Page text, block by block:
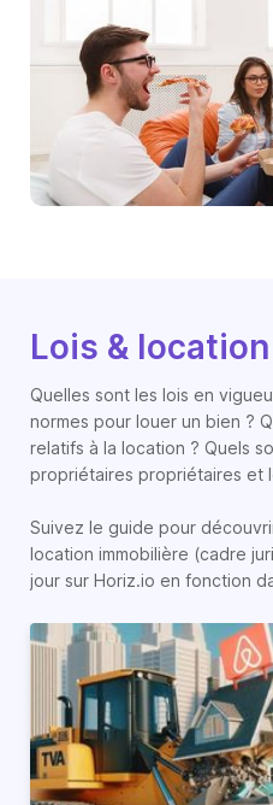
Lois & location
Quelles sont les lois en
normes pour louer un bien ?
relatifs à la location ? Quels
propriétaires propriétaires et
Suivez le guide pour
location immobilière (cadre
jour sur Horiz.io en fonction